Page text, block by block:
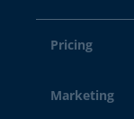
Pricing
Marketing